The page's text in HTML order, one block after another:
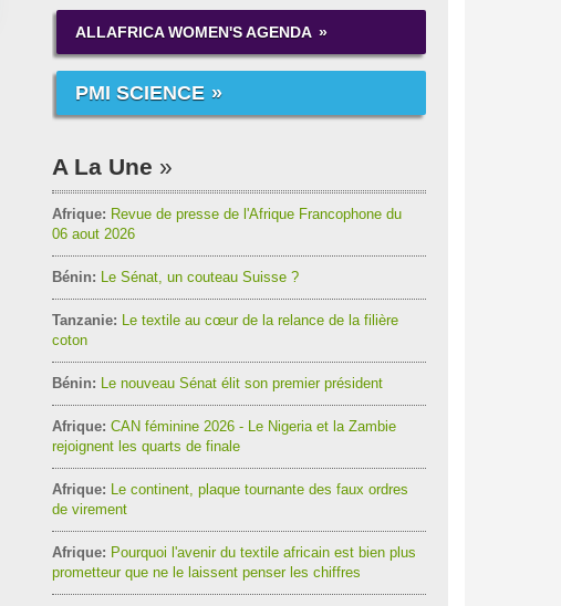
ALLAFRICA WOMEN'S AGENDA
PMI SCIENCE
A La Une
Afrique: Revue de presse de l'Afrique Francophone du
06 aout 2026
Bénin: Le Sénat, un couteau Suisse ?
Tanzanie: Le textile au cœur de la relance de la filière
coton
Bénin: Le nouveau Sénat élit son premier président
Afrique: CAN féminine 2026 - Le Nigeria et la Zambie
rejoignent les quarts de finale
Afrique: Le continent, plaque tournante des faux ordres
de virement
Afrique: Pourquoi l'avenir du textile africain est bien plus
prometteur que ne le laissent penser les chiffres